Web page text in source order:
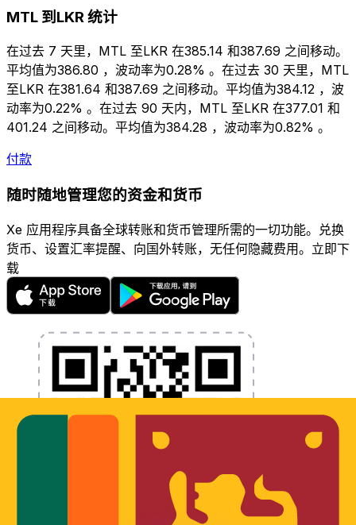
MTL 到LKR 统计
在过去 7 天里，MTL 至LKR 在385.14 和387.69 之间移动。
平均值为386.80 ，波动率为0.28% 。在过去 30 天里，MTL
至LKR 在381.64 和387.69 之间移动。平均值为384.12 ，波
动率为0.22% 。在过去 90 天内，MTL 至LKR 在377.01 和
401.24 之间移动。平均值为384.28 ，波动率为0.82% 。
付款
随时随地管理您的资金和货币
Xe 应用程序具备全球转账和货币管理所需的一切功能。兑换
货币、设置汇率提醒、向国外转账，无任何隐藏费用。立即下
载